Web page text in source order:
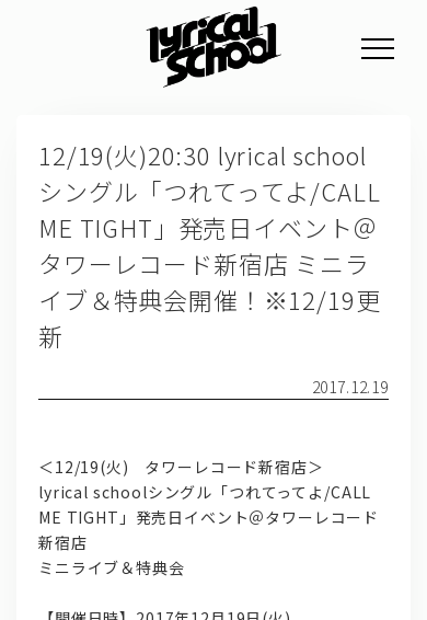
12/19(火)20:30 lyrical school
シングル「つれてってよ/CALL
ME TIGHT」発売日イベント＠
タワーレコード新宿店 ミニラ
イブ＆特典会開催！※12/19更
新
2017.12.19
＜12/19(火) タワーレコード新宿店＞
lyrical schoolシングル「つれてってよ/CALL
ME TIGHT」発売日イベント＠タワーレコード
新宿店
ミニライブ＆特典会
PROFILE
SCHEDULE
DISCOGRAPHY
GOODS
TICKET